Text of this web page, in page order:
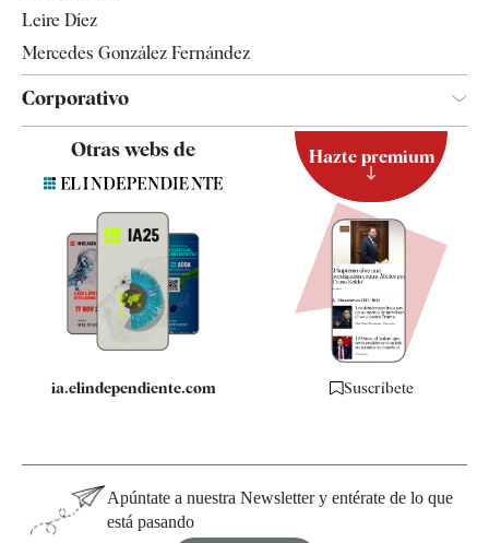
Leire Díez
Mercedes González Fernández
Corporativo
Contacto
Quiénes somos
Especificaciones
Otras webs de
ia.elindependiente.com
Hazte premium
Suscríbete
Apúntate a nuestra Newsletter y entérate de lo que
está pasando